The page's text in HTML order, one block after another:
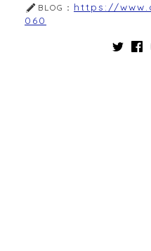
BLOG： https://
060